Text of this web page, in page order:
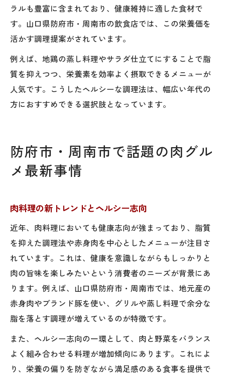
ラルも豊富に含まれており、健康維持に適した食材で
す。山口県防府市・周南市の飲食店では、この栄養価を
活かす調理提案がされています。
例えば、地鶏の蒸し料理やサラダ仕立てにすることで脂
質を抑えつつ、栄養素を効率よく摂取できるメニューが
人気です。こうしたヘルシーな調理法は、幅広い年代の
方におすすめできる選択肢となっています。
防府市・周南市で話題の肉グル
メ最新事情
肉料理の新トレンドとヘルシー志向
近年、肉料理においても健康志向が強まっており、脂質
を抑えた調理法や赤身肉を中心としたメニューが注目さ
れています。これは、健康を意識しながらもしっかりと
肉の旨味を楽しみたいという消費者のニーズが背景にあ
ります。例えば、山口県防府市・周南市では、地元産の
赤身肉やブランド豚を使い、グリルや蒸し料理で余分な
脂を落とす調理が増えているのが特徴です。
また、ヘルシー志向の一環として、肉と野菜をバランス
よく組み合わせる料理が増加傾向にあります。これによ
り、栄養の偏りを防ぎながら満足感のある食事を提供で